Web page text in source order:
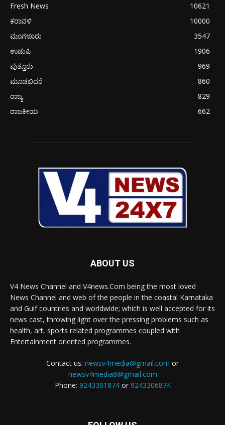
Fresh News
10621
ಕರಾವಳಿ
10000
ಮಂಗಳೂರು
3547
ಉಡುಪಿ
1906
ಪುತ್ತೂರು
969
ಮೂಡಬಿದರೆ
860
ರಾಜ್ಯ
829
ರಾಜಕೀಯ
662
ABOUT US
V4 News Channel and V4news.Com being the most loved
News Channel and web of the people in the coastal Karnataka
and Gulf countries and worldwide; which is well accepted for its
news cast, throwing light over the pressing problems such as
health, art, sports related programmes coupled with
Entertainment oriented programmes.
Contact us: newsv4media@gmail.com or
newsv4media8@gmail.com
Phone: 9243301874or 9243306874